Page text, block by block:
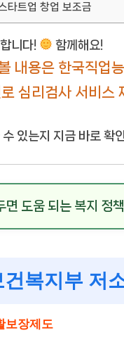
타트업 창업 보조금
니다! 함께해요!
내용은 한국직업
심리검사 서비스
있는지 지금 바로 확
면 도움 되는 복지 정
건복지부 저
보장제도